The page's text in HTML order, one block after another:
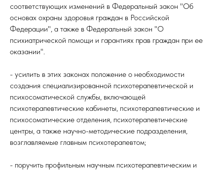
соответствующих изменений в Федеральный закон "Об
основах охраны здоровья граждан в Российской
Федерации", а также в Федеральный закон "О
психиатрической помощи и гарантиях прав граждан при ее
оказании".
- усилить в этих законах положение о необходимости
создания специализированной психотерапевтической и
психосоматической службы, включающей
психотерапевтические кабинеты, психотерапевтические и
психосоматические отделения, психотерапевтические
центры, а также научно-методические подразделения,
возглавляемые главным психотерапевтом;
- поручить профильным научным психотерапевтическим и